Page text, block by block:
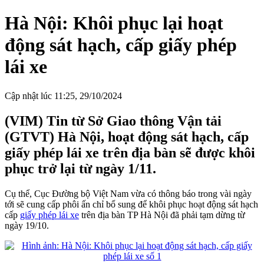
Hà Nội: Khôi phục lại hoạt
động sát hạch, cấp giấy phép
lái xe
Cập nhật lúc 11:25, 29/10/2024
(VIM) Tin từ Sở Giao thông Vận tải
(GTVT) Hà Nội, hoạt động sát hạch, cấp
giấy phép lái xe trên địa bàn sẽ được khôi
phục trở lại từ ngày 1/11.
Cụ thể, Cục Đường bộ Việt Nam vừa có thông báo trong vài ngày
tới sẽ cung cấp phôi ấn chỉ bổ sung để khôi phục hoạt động sát hạch
cấp giấy phép lái xe trên địa bàn TP Hà Nội đã phải tạm dừng từ
ngày 19/10.